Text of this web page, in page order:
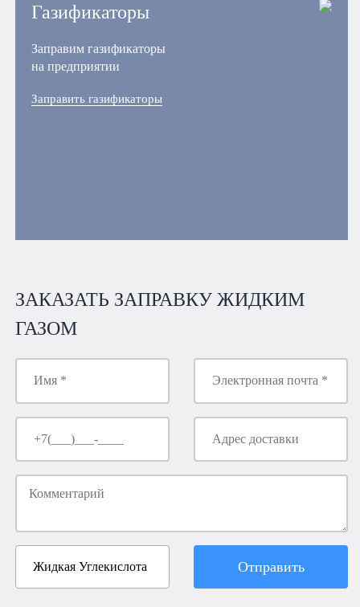
Газификаторы
Заправим газификаторы
на предприятии
Заправить газификаторы
ЗАКАЗАТЬ ЗАПРАВКУ ЖИДКИМ
ГАЗОМ
Отправить